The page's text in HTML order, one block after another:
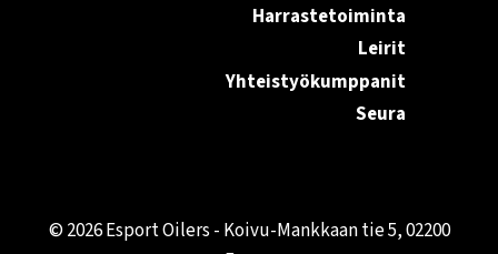
Harrastetoiminta
Leirit
Yhteistyökumppanit
Seura
© 2026 Esport Oilers - Koivu-Mankkaan tie 5, 02200